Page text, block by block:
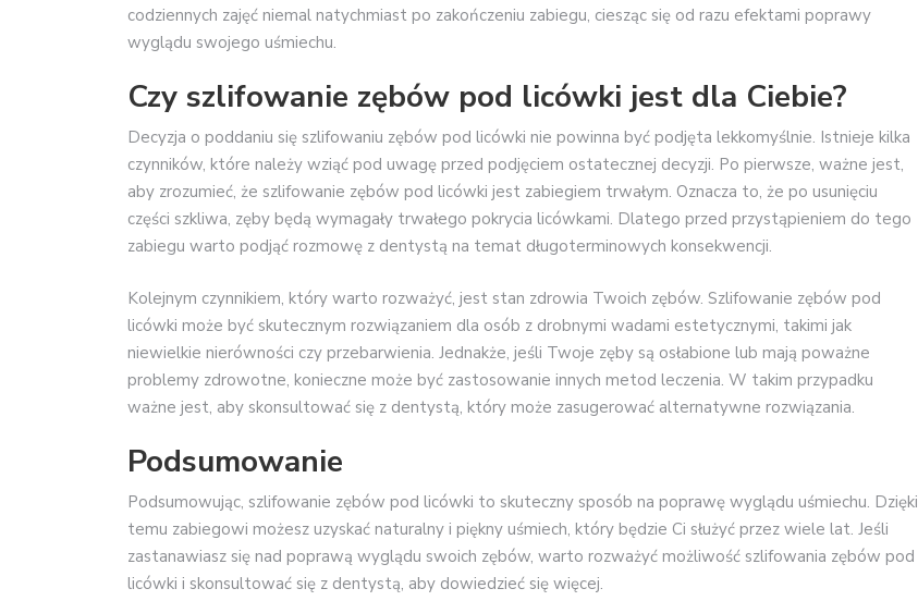
codziennych zajęć niemal natychmiast po zakończeniu zabiegu, ciesząc się od razu efektami poprawy
wyglądu swojego uśmiechu.
Czy szlifowanie zębów pod licówki jest dla Ciebie?
Decyzja o poddaniu się szlifowaniu zębów pod licówki nie powinna być podjęta lekkomyślnie. Istnieje kilka
czynników, które należy wziąć pod uwagę przed podjęciem ostatecznej decyzji. Po pierwsze, ważne jest,
aby zrozumieć, że szlifowanie zębów pod licówki jest zabiegiem trwałym. Oznacza to, że po usunięciu
części szkliwa, zęby będą wymagały trwałego pokrycia licówkami. Dlatego przed przystąpieniem do tego
zabiegu warto podjąć rozmowę z dentystą na temat długoterminowych konsekwencji.
Kolejnym czynnikiem, który warto rozważyć, jest stan zdrowia Twoich zębów. Szlifowanie zębów pod
licówki może być skutecznym rozwiązaniem dla osób z drobnymi wadami estetycznymi, takimi jak
niewielkie nierówności czy przebarwienia. Jednakże, jeśli Twoje zęby są osłabione lub mają poważne
problemy zdrowotne, konieczne może być zastosowanie innych metod leczenia. W takim przypadku
ważne jest, aby skonsultować się z dentystą, który może zasugerować alternatywne rozwiązania.
Podsumowanie
Podsumowując, szlifowanie zębów pod licówki to skuteczny sposób na poprawę wyglądu uśmiechu. Dzięki
temu zabiegowi możesz uzyskać naturalny i piękny uśmiech, który będzie Ci służyć przez wiele lat. Jeśli
zastanawiasz się nad poprawą wyglądu swoich zębów, warto rozważyć możliwość szlifowania zębów pod
licówki i skonsultować się z dentystą, aby dowiedzieć się więcej.